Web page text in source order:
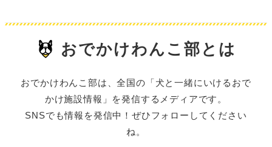
おでかけわんこ部とは
おでかけわんこ部は、全国の「犬と一緒にいけるおで
かけ施設情報」を発信するメディアです。
SNSでも情報を発信中！ぜひフォローしてください
ね。